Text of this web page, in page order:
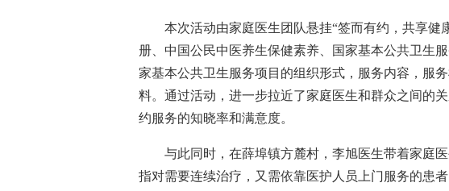
本次活动由家庭医生团队悬挂“签而有约，共享
册、中国公民中医养生保健素养、国家基本公共卫生
家基本公共卫生服务项目的组织形式，服务内容，服
料。通过活动，进一步拉近了家庭医生和群众之间的
约服务的知晓率和满意度。
与此同时，在薛埠镇方麓村，李旭医生带着家庭
指对需要连续治疗，又需依靠医护人员上门服务的患